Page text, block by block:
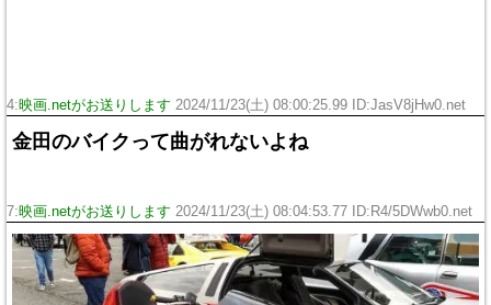
4:映画.netがお送りします 2024/11/23(土) 08:00:25.99 ID:JasV8jHw0.net
金田のバイクって曲がれないよね
7:映画.netがお送りします 2024/11/23(土) 08:04:53.77 ID:R4/5DWwb0.net